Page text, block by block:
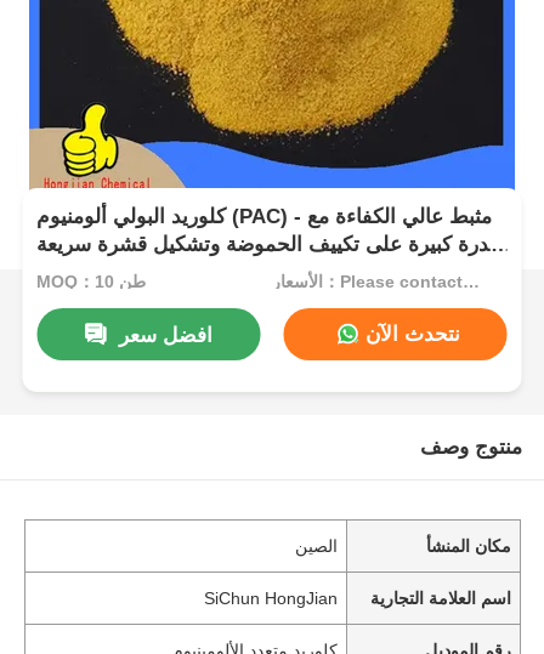
كلوريد البولي ألومنيوم (PAC) - مثبط عالي الكفاءة مع
قدرة كبيرة على تكييف الحموضة وتشكيل قشرة سريعة
لمعالجة المياه
MOQ：10 طن الأسعار：Please contact customer service
افضل سعر نتحدث الآن
منتوج وصف
مكان المنشأ الصين
اسم العلامة التجارية SiChun HongJian
رقم الموديل كلوريد متعدد الألومينيوم